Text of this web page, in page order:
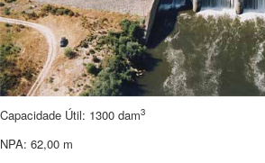
Capacidade Útil: 1300 dam3
NPA: 62,00 m